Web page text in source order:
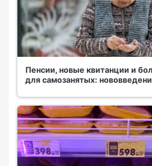
Пенсии, новые квитанции и
для самозанятых: